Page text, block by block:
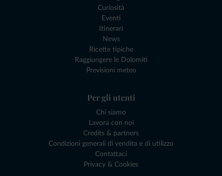
Curiosità
Eventi
Itinerari
News
Ricette tipiche
Raggiungere le Dolomiti
Previsioni meteo
Per gli utenti
Chi siamo
Lavora con noi
Credits & partners
Condizioni generali di vendita e di utilizzo
Contattaci
Privacy & Cookies